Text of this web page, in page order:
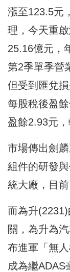
漲至123.5元
理，今天重
25.16億元，
第2季單季營
但受到匯兌
每股稅後盈
盈餘2.93元，
市場傳出劍
組件的研發
統大廠，目
而為升
關，為升為
布進軍「無
成為繼ADAS